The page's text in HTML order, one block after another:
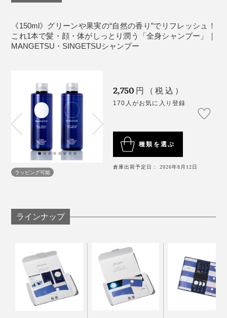
《150ml》グリーンや果実の“自然の香り”でリフレッシュ！
これ1本で髪・顔・体がしっとり潤う「全身シャンプー」｜
MANGETSU・SINGETSUシャンプー
ラッピング可能
2,750 円（税込）
170人がお気に入り登録
種類を選ぶ
倉庫出荷予定日： 2026年8月12日
ラインナップ